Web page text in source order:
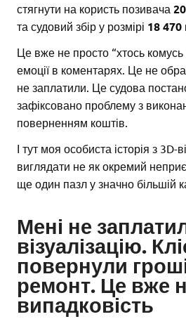
стягнути на користь позивача
та судовий збір у розмірі 18 470
Це вже не просто “хтось
емоції в коментарях. Це не
не заплатили. Це судова
зафіксовано проблему з
поверненням коштів.
І тут моя особиста історія з 3D-
виглядати не як окремий
ще один пазл у значно більшій
Мені не
візуалізацію.
повернули
ремонт. Це вже
випадковість